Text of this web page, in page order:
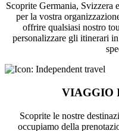
Scoprite Germania, Svizzera
per la vostra
offrire qualsiasi nostro
personalizzare gli itinerari
VIAGGIO
Scoprite le nostre
occupiamo della